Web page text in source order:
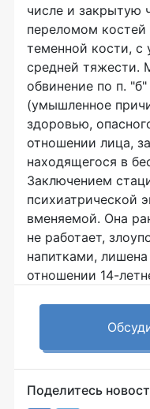
числе и закрытую
переломом костей
теменной кости, с
средней тяжести.
обвинение по п.
(умышленное
здоровью,
отношении лица,
находящегося в
Заключением
психиатрической
вменяемой. Она
не работает,
напитками,
отношении 14-
Поделитесь